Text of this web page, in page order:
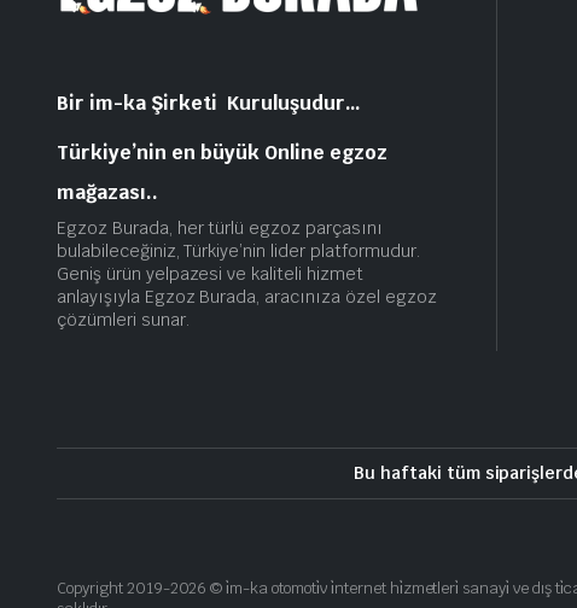
Bir im-ka Şirketi Kuruluşudur…
Türkiye’nin en büyük Online egzoz
mağazası..
Egzoz Burada, her türlü egzoz parçasını
bulabileceğiniz, Türkiye’nin lider platformudur.
Geniş ürün yelpazesi ve kaliteli hizmet
anlayışıyla Egzoz Burada, aracınıza özel egzoz
çözümleri sunar.
Bu haftaki tüm
Copyright 2019-2026 © i̇m-ka otomoti̇v i̇nternet hi̇zmetleri̇ sanayi̇ ve dış